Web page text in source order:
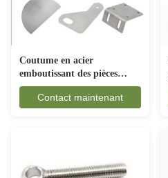
Coutume en acier
emboutissant des pièces
anticorrosion pour
l'industrie automobile
Contact maintenant